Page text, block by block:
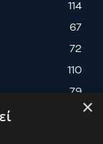
114
67
72
110
79
×